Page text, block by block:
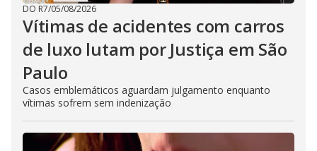
DO R7/05/08/2026
Vítimas de acidentes com carros
de luxo lutam por Justiça em São
Paulo
Casos emblemáticos aguardam julgamento enquanto
vítimas sofrem sem indenização